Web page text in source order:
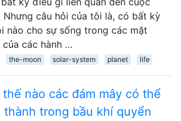
Nhưng câu hỏi của tôi là, có bất kỳ
nào cho sự sống trong các mặt
của các hành …
the-moon solar-system planet life
thế nào các đám mây có thể
thành trong bầu khí quyển